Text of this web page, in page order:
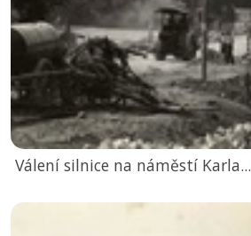
Válení silnice na náměstí Karla...